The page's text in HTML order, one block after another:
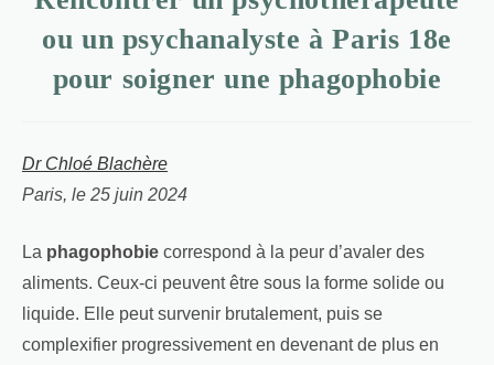
ou un psychanalyste à Paris 18e
pour soigner une phagophobie
Dr Chloé Blachère
Paris, le 25 juin 2024
La phagophobie correspond à la peur d’avaler des
aliments. Ceux-ci peuvent être sous la forme solide ou
liquide. Elle peut survenir brutalement, puis se
complexifier progressivement en devenant de plus en